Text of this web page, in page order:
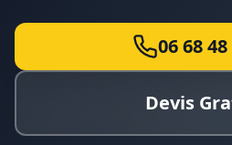
06 68
Devis